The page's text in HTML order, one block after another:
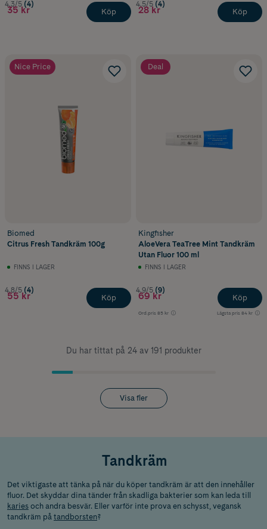
4.3/5 (4)
35 kr Köp
4.5/5 (4)
28 kr Köp
Nice Price
Biomed
Citrus Fresh Tandkräm 100g
FINNS I LAGER
4.8/5 (4)
55 kr Köp
Deal
Kingfisher
AloeVera TeaTree Mint Tandkräm
Utan Fluor 100 ml
FINNS I LAGER
4.9/5 (9)
69 kr
Ord.pris 85 kr Lägsta pris 84 kr
Köp
Du har tittat på 24 av 191 produkter
Visa fler
Tandkräm
Det viktigaste att tänka på när du köper tandkräm är att den innehåller
fluor. Det skyddar dina tänder från skadliga bakterier som kan leda till
karies och andra besvär. Eller varför inte prova en schysst, vegansk
tandkräm på tandborsten?